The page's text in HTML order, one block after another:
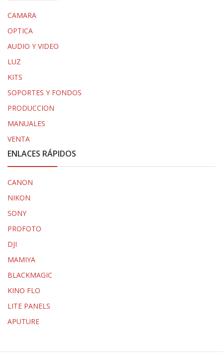
CAMARA
OPTICA
AUDIO Y VIDEO
LUZ
KITS
SOPORTES Y FONDOS
PRODUCCION
MANUALES
VENTA
ENLACES RÁPIDOS
CANON
NIKON
SONY
PROFOTO
DJI
MAMIYA
BLACKMAGIC
KINO FLO
LITE PANELS
APUTURE